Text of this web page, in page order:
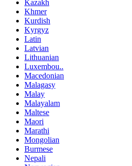
Kazakh
Khmer
Kurdish
Kyrgyz
Latin
Latvian
Lithuanian
Luxembou..
Macedonian
Malagasy
Malay
Malayalam
Maltese
Maori
Marathi
Mongolian
Burmese
Nepali